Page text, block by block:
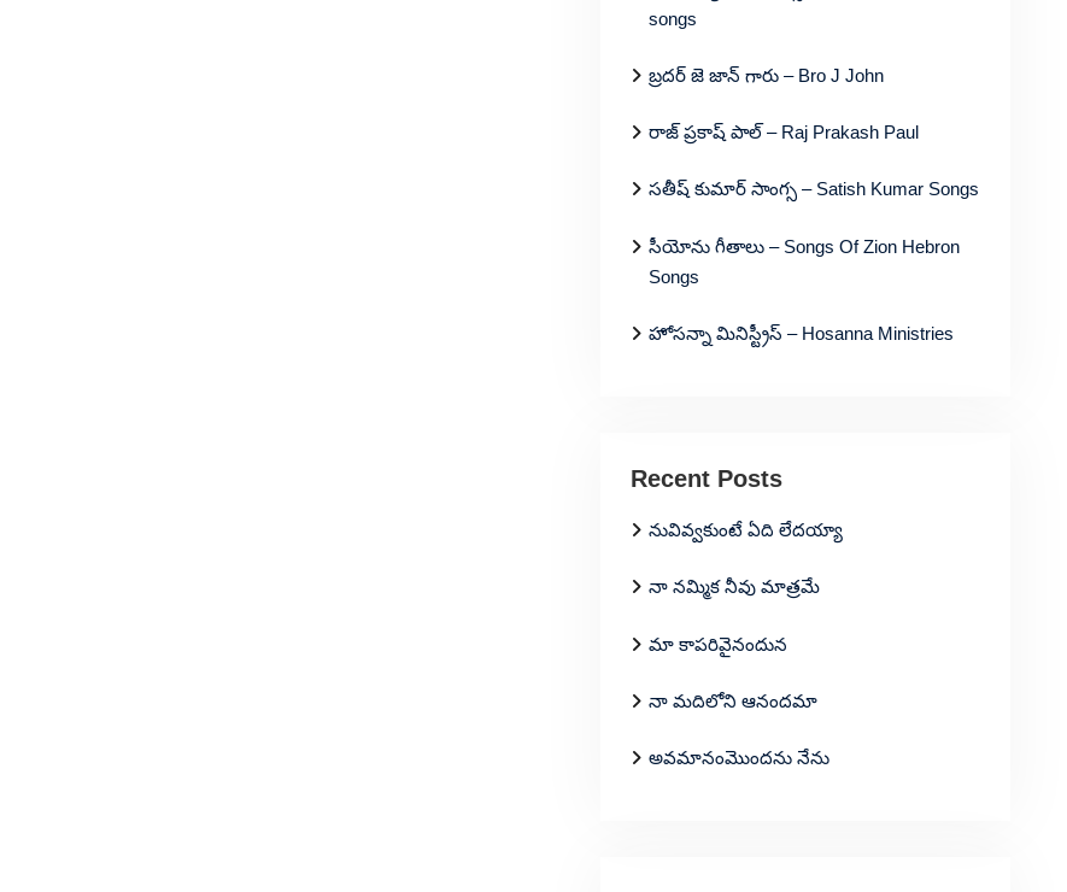
songs
బ్రదర్ జె జాన్ గారు – Bro J John
రాజ్ ప్రకాష్ పాల్ – Raj Prakash Paul
సతీష్ కుమార్ సాంగ్స – Satish Kumar Songs
సీయోను గీతాలు – Songs Of Zion Hebron
Songs
హోసన్నా మినిస్ట్రీస్ – Hosanna Ministries
Recent Posts
నువివ్వకుంటే ఏది లేదయ్యా
నా నమ్మిక నీవు మాత్రమే
మా కాపరివైనందున
నా మదిలోని ఆనందమా
అవమానంమొందను నేను